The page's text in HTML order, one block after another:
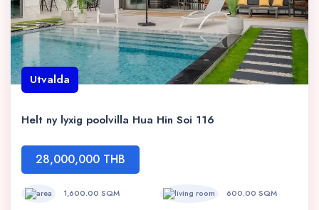
Utvalda
Helt ny lyxig poolvilla Hua Hin Soi 116
28,000,000 THB
1,600.00 SQM 600.00 SQM